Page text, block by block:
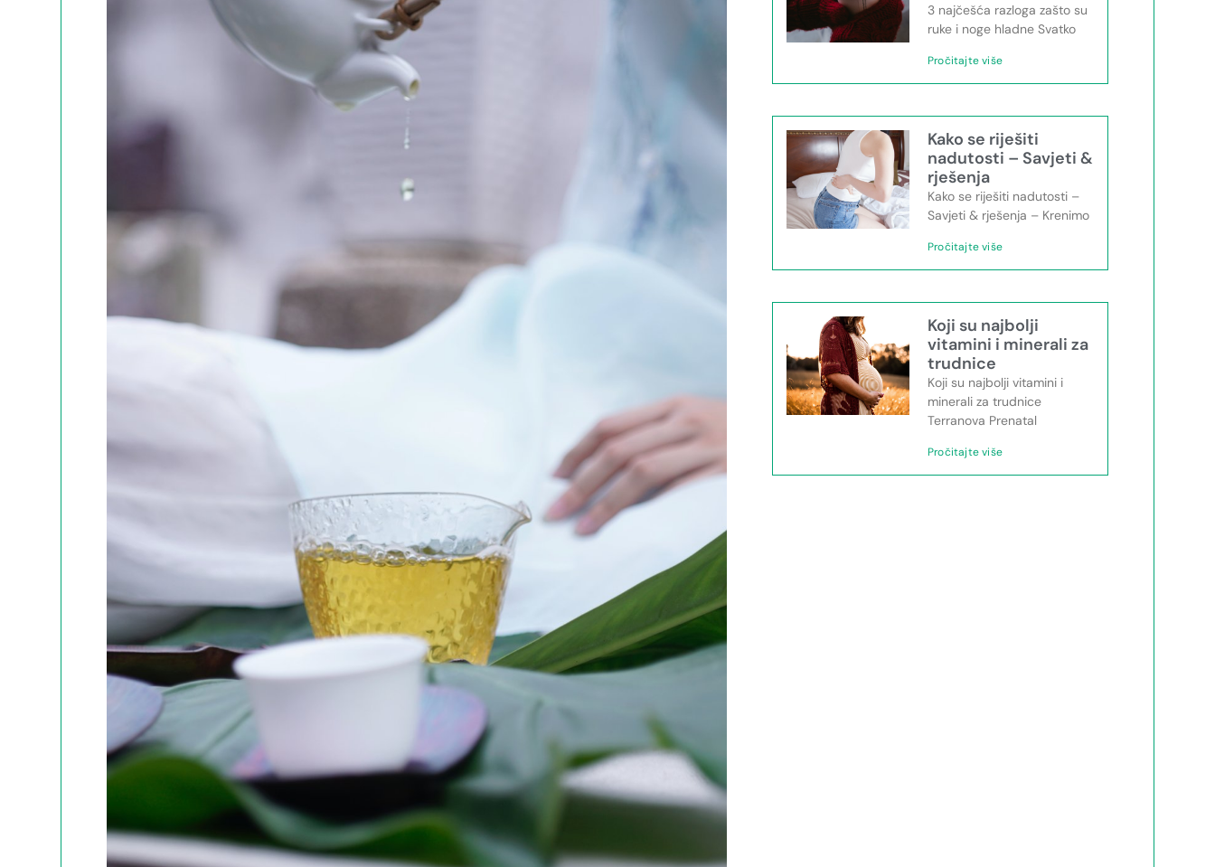
3 najčešća razloga zašto su
ruke i noge hladne Svatko
Pročitajte više
Kako se riješiti
nadutosti – Savjeti &
rješenja
Kako se riješiti nadutosti –
Savjeti & rješenja – Krenimo
Pročitajte više
Koji su najbolji
vitamini i minerali za
trudnice
Koji su najbolji vitamini i
minerali za trudnice
Terranova Prenatal
Pročitajte više